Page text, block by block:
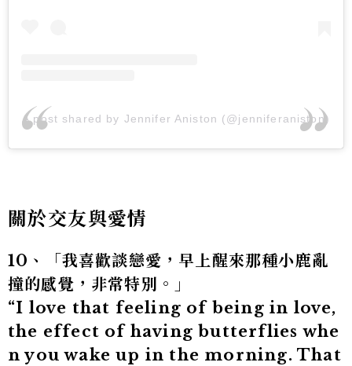
A post shared by Jennifer Aniston (@jenniferaniston)
關於交友與愛情
10、「我喜歡談戀愛，早上醒來那種小鹿亂
撞的感覺，非常特別。」
“I love that feeling of being in love,
the effect of having butterflies whe
n you wake up in the morning. That